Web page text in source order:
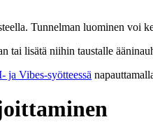
Tunnelman luominen voi
tai lisätä niihin taustalle
ja Vibes-syötteessä